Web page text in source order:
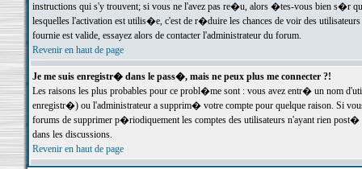
instructions qui s'y trouvent; si vous ne l'avez pas re�u, alors �tes-vous bien s�r
lesquelles l'activation est utilis�e, c'est de r�duire les chances de voir des
fournie est valide, essayez alors de contacter l'administrateur du forum.
Revenir en haut de page
Je me suis enregistr� dans le pass�, mais ne peux plus me connecter ?!
Les raisons les plus probables pour ce probl�me sont : vous avez entr� un nom
enregistr�) ou l'administrateur a supprim� votre compte pour quelque raison. Si
forums de supprimer p�riodiquement les comptes des utilisateurs n'ayant rien
dans les discussions.
Revenir en haut de page